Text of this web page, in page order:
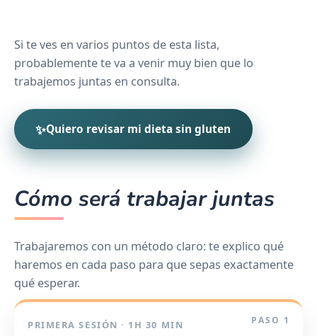
Si te ves en varios puntos de esta lista,
probablemente te va a venir muy bien que lo
trabajemos juntas en consulta.
✨Quiero revisar mi dieta sin gluten
Cómo será trabajar juntas
Trabajaremos con un método claro: te explico qué
haremos en cada paso para que sepas exactamente
qué esperar.
PASO 1
PRIMERA SESIÓN · 1H 30 MIN